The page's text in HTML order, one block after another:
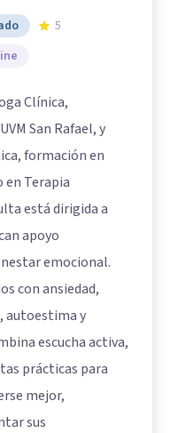
5
Clínica,
San Rafael, y
formación en
Terapia
está dirigida a
apoyo
emocional.
con ansiedad,
autoestima y
escucha activa,
prácticas para
mejor,
sus